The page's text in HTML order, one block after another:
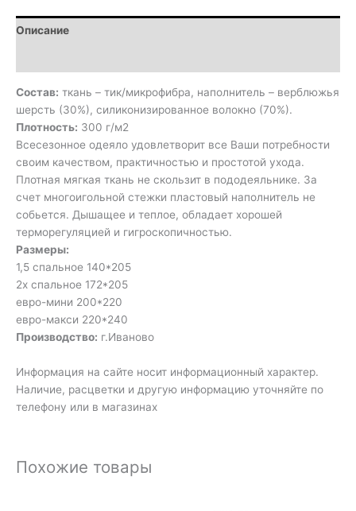
Описание
Состав: ткань – тик/микрофибра, наполнитель – верблюжья
шерсть (30%), силиконизированное волокно (70%).
Плотность: 300 г/м2
Всесезонное одеяло удовлетворит все Ваши потребности
своим качеством, практичностью и простотой ухода.
Плотная мягкая ткань не скользит в пододеяльнике. За
счет многоигольной стежки пластовый наполнитель не
собьется. Дышащее и теплое, обладает хорошей
терморегуляцией и гигроскопичностью.
Размеры:
1,5 спальное 140*205
2х спальное 172*205
евро-мини 200*220
евро-макси 220*240
Производство: г.Иваново
Информация на сайте носит информационный характер.
Наличие, расцветки и другую информацию уточняйте по
телефону или в магазинах
Похожие товары